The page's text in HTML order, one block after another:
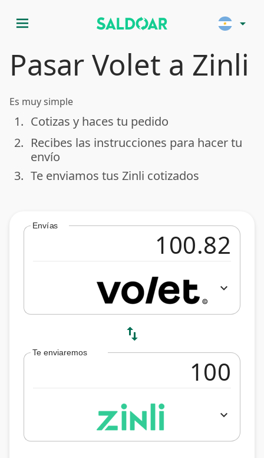
menu arrow_drop_down
Pasar Volet a Zinli
Es muy simple
done
1. Cotizas y haces tu pedido
done
2. Recibes las instrucciones para hacer tu
envío
done
3. Te enviamos tus Zinli cotizados
Envías
expand_more
swap_vert
Te enviaremos
expand_more